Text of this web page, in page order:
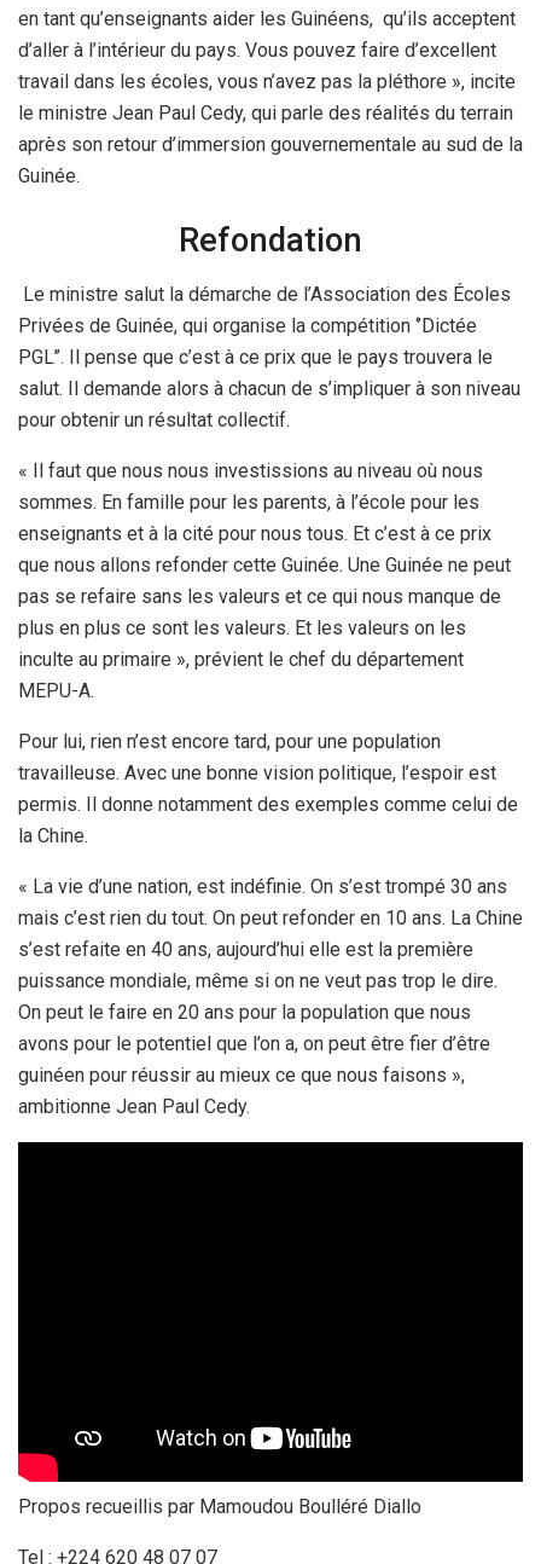
en tant qu’enseignants aider les Guinéens, qu’ils acceptent
d’aller à l’intérieur du pays. Vous pouvez faire d’excellent
travail dans les écoles, vous n’avez pas la pléthore », incite
le ministre Jean Paul Cedy, qui parle des réalités du terrain
après son retour d’immersion gouvernementale au sud de la
Guinée.
Refondation
Le ministre salut la démarche de l’Association des Écoles
Privées de Guinée, qui organise la compétition ‘’Dictée
PGL’’. Il pense que c’est à ce prix que le pays trouvera le
salut. Il demande alors à chacun de s’impliquer à son niveau
pour obtenir un résultat collectif.
« Il faut que nous nous investissions au niveau où nous
sommes. En famille pour les parents, à l’école pour les
enseignants et à la cité pour nous tous. Et c’est à ce prix
que nous allons refonder cette Guinée. Une Guinée ne peut
pas se refaire sans les valeurs et ce qui nous manque de
plus en plus ce sont les valeurs. Et les valeurs on les
inculte au primaire », prévient le chef du département
MEPU-A.
Pour lui, rien n’est encore tard, pour une population
travailleuse. Avec une bonne vision politique, l’espoir est
permis. Il donne notamment des exemples comme celui de
la Chine.
« La vie d’une nation, est indéfinie. On s’est trompé 30 ans
mais c’est rien du tout. On peut refonder en 10 ans. La Chine
s’est refaite en 40 ans, aujourd’hui elle est la première
puissance mondiale, même si on ne veut pas trop le dire.
On peut le faire en 20 ans pour la population que nous
avons pour le potentiel que l’on a, on peut être fier d’être
guinéen pour réussir au mieux ce que nous faisons »,
ambitionne Jean Paul Cedy.
Propos recueillis par Mamoudou Boulléré Diallo
Tel : +224 620 48 07 07